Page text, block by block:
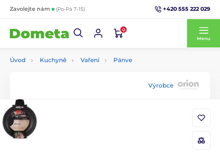
Zavolejte nám (Po-Pá 7-15) +420 555 222 029
0
Menu
Úvod Kuchyně Vaření Pánve
Výrobce